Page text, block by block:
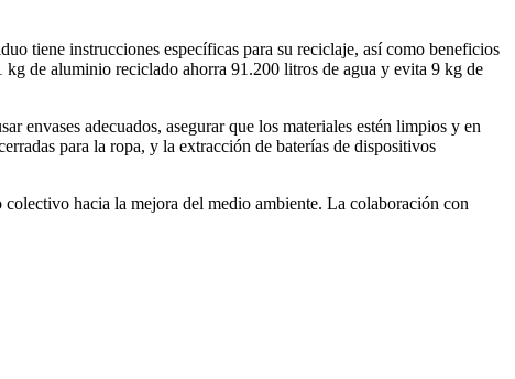
tiene instrucciones específicas para su reciclaje, así como beneficios
de aluminio reciclado ahorra 91.200 litros de agua y evita 9 kg de
envases adecuados, asegurar que los materiales estén limpios y en
para la ropa, y la extracción de baterías de dispositivos
hacia la mejora del medio ambiente. La colaboración con